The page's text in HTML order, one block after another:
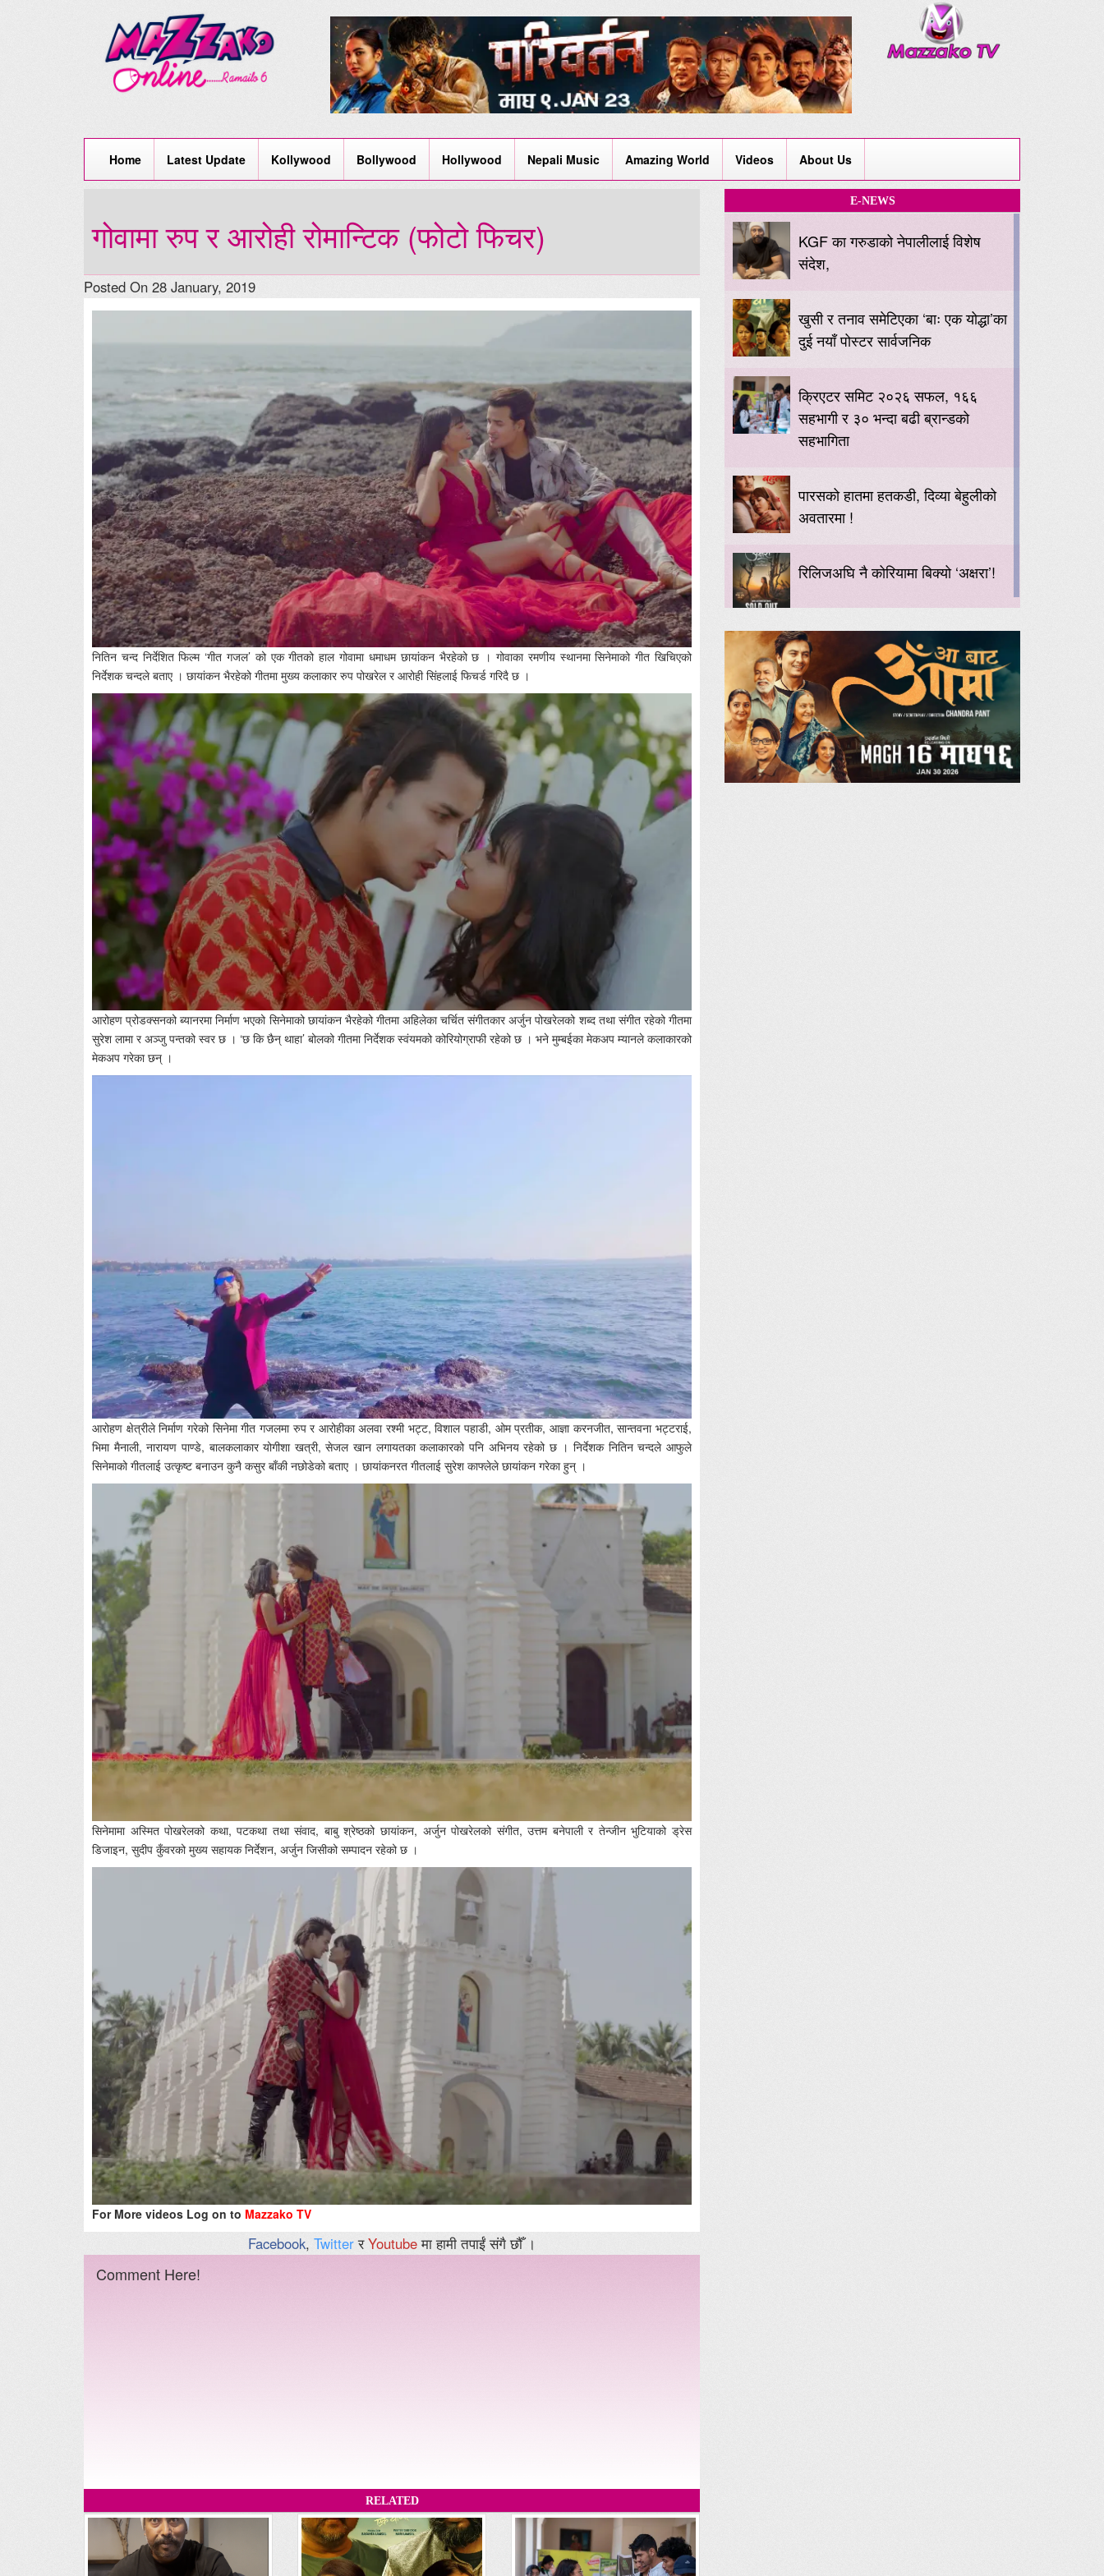
Home Latest Update Kollywood Bollywood Hollywood Nepali Music Amazing World Videos About Us
गोवामा रुप र आरोही रोमान्टिक (फोटो फिचर)
Posted On 28 January, 2019
नितिन चन्द निर्देशित फिल्म ‘गीत गजल’ को एक गीतको हाल गोवामा धमाधम छायांकन भैरहेको छ । गोवाका रमणीय स्थानमा सिनेमाको गीत खिचिएको
निर्देशक चन्दले बताए । छायांकन भैरहेको गीतमा मुख्य कलाकार रुप पोखरेल र आरोही सिंहलाई फिचर्ड गरिदै छ ।
आरोहण प्रोडक्सनको ब्यानरमा निर्माण भएको सिनेमाको छायांकन भैरहेको गीतमा अहिलेका चर्चित संगीतकार अर्जुन पोखरेलको शब्द तथा संगीत रहेको गीतमा
सुरेश लामा र अञ्जु पन्तको स्वर छ । ‘छ कि छैन् थाहा’ बोलको गीतमा निर्देशक स्वंयमको कोरियोग्राफी रहेको छ । भने मुम्बईका मेकअप म्यानले कलाकारको
मेकअप गरेका छन् ।
आरोहण क्षेत्रीले निर्माण गरेको सिनेमा गीत गजलमा रुप र आरोहीका अलवा रश्मी भट्ट, विशाल पहाडी, ओम प्रतीक, आज्ञा करनजीत, सान्तवना भट्टराई,
भिमा मैनाली, नारायण पाण्डे, बालकलाकार योगीशा खत्री, सेजल खान लगायतका कलाकारको पनि अभिनय रहेको छ । निर्देशक नितिन चन्दले आफुले
सिनेमाको गीतलाई उत्कृष्ट बनाउन कुनै कसुर बाँकी नछोडेको बताए । छायांकनरत गीतलाई सुरेश काफ्लेले छायांकन गरेका हुन् ।
सिनेमामा अस्मित पोखरेलको कथा, पटकथा तथा संवाद, बाबु श्रेष्ठको छायांकन, अर्जुन पोखरेलको संगीत, उत्तम बनेपाली र तेन्जीन भुटियाको ड्रेस
डिजाइन, सुदीप कुँवरको मुख्य सहायक निर्देशन, अर्जुन जिसीको सम्पादन रहेको छ ।
For More videos Log on to Mazzako TV
Facebook, TwitterरYoutubeमा हामी तपाईं संगै छौँ ।
Comment Here!
RELATED
E-NEWS
KGF का गरुडाको नेपालीलाई विशेष
संदेश,
खुसी र तनाव समेटिएका ‘बाः एक योद्धा’का
दुई नयाँ पोस्टर सार्वजनिक
क्रिएटर समिट २०२६ सफल, १६६
सहभागी र ३० भन्दा बढी ब्रान्डको
सहभागिता
पारसको हातमा हतकडी, दिव्या बेहुलीको
अवतारमा !
रिलिजअघि नै कोरियामा बिक्यो ‘अक्षरा’!